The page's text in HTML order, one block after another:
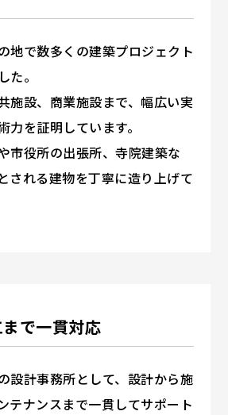
地で数多くの建築プロジェクト
た。
施設、商業施設まで、幅広い実
力を証明しています。
市役所の出張所、寺院建築な
される建物を丁寧に造り上げて
で一貫対応
設計事務所として、設計から施
テナンスまで一貫してサポート